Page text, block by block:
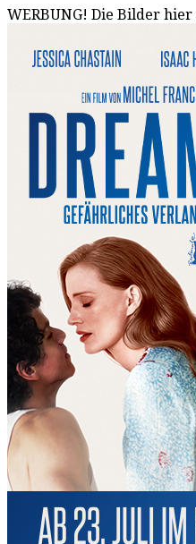
WERBUNG! Die Bilder